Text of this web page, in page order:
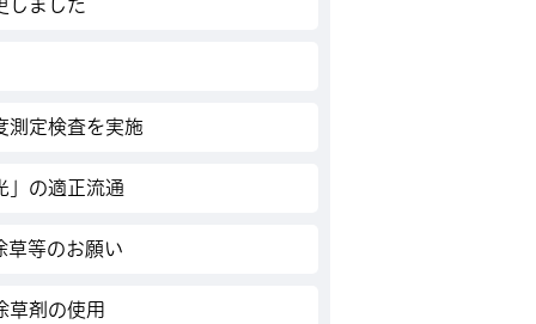
しました
測定検査を実施
」の適正流通
草等のお願い
草剤の使用